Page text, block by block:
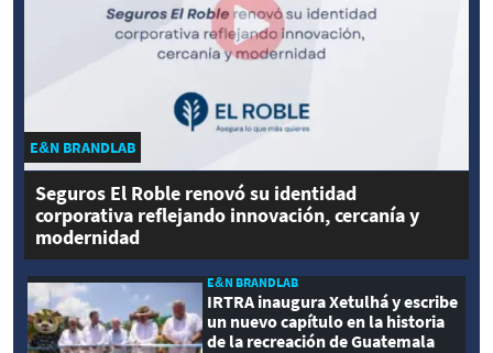
E&N BRANDLAB
Seguros El Roble renovó su identidad
corporativa reflejando innovación, cercanía y
modernidad
E&N BRANDLAB
IRTRA inaugura Xetulhá y escribe
un nuevo capítulo en la historia
de la recreación de Guatemala